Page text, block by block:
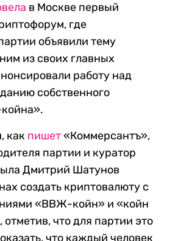
в Москве первый
где
объявили тему
из своих главных
работу над
собственного
как пишет«Коммерсантъ»,
партии и куратор
Дмитрий Шатунов
создать криптовалюту с
«ВВЖ-койн» и «койн
что для партии это
что каждый человек